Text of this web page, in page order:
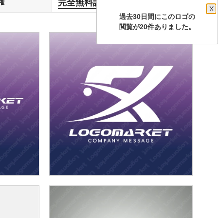
過去30日間にこのロゴの
X
閲覧が20件ありました。